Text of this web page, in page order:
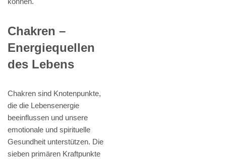
Chakren –
Energiequellen
des Lebens
Chakren sind Knotenpunkte,
die die Lebensenergie
beeinflussen und unsere
emotionale und spirituelle
Gesundheit unterstützen. Die
sieben primären Kraftpunkte